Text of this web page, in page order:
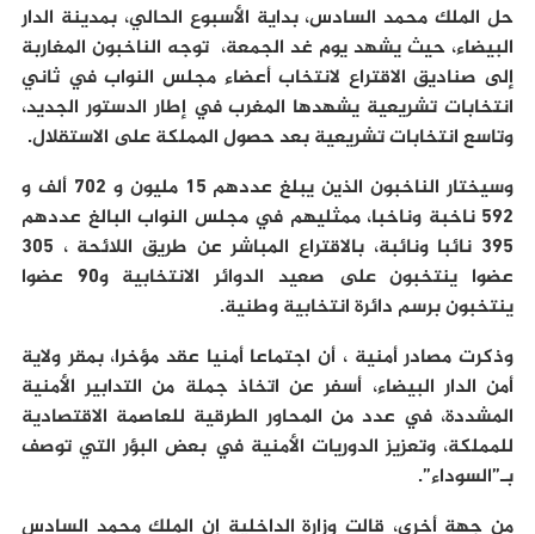
حل الملك محمد السادس، بداية الأسبوع الحالي، بمدينة الدار
البيضاء، حيث يشهد يوم غد الجمعة، توجه الناخبون المغاربة
إلى صناديق الاقتراع لانتخاب أعضاء مجلس النواب في ثاني
انتخابات تشريعية يشهدها المغرب في إطار الدستور الجديد،
وتاسع انتخابات تشريعية بعد حصول المملكة على الاستقلال.
وسيختار الناخبون الذين يبلغ عددهم 15 مليون و 702 ألف و
592 ناخبة وناخبا، ممثليهم في مجلس النواب البالغ عددهم
395 نائبا ونائبة، بالاقتراع المباشر عن طريق اللائحة ، 305
عضوا ينتخبون على صعيد الدوائر الانتخابية و90 عضوا
ينتخبون برسم دائرة انتخابية وطنية.
وذكرت مصادر أمنية ، أن اجتماعا أمنيا عقد مؤخرا، بمقر ولاية
أمن الدار البيضاء، أسفر عن اتخاذ جملة من التدابير الأمنية
المشددة، في عدد من المحاور الطرقية للعاصمة الاقتصادية
للمملكة، وتعزيز الدوريات الأمنية في بعض البؤر التي توصف
بـ”السوداء”.
من جهة أخرى، قالت وزارة الداخلية إن الملك محمد السادس